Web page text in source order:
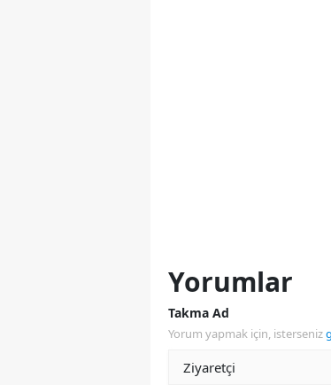
Yorumlar
Takma Ad
Yorum yapmak için, isterseniz